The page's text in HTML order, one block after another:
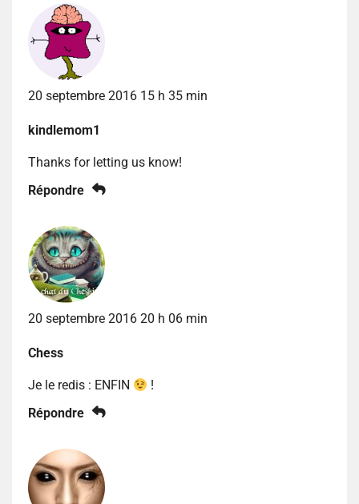
20 septembre 2016 15 h 35 min
kindlemom1
Thanks for letting us know!
Répondre
20 septembre 2016 20 h 06 min
Chess
Je le redis : ENFIN
!
Répondre